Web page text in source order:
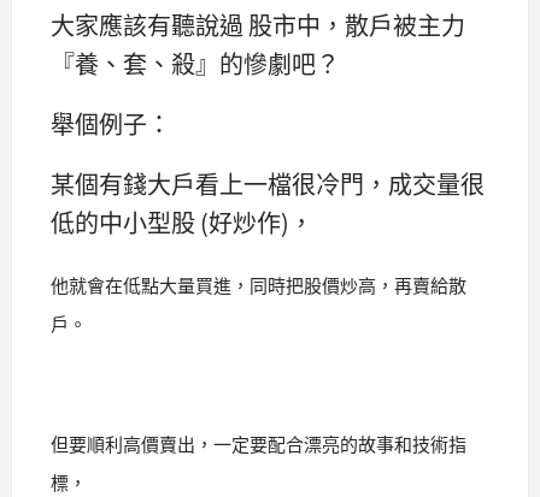
大家應該有聽說過 股市中，散戶被主力
『養、套、殺』的慘劇吧？
舉個例子：
某個有錢大戶看上一檔很冷門，成交量很
低的中小型股 (好炒作)，
他就會在低點大量買進，同時把股價炒高，再賣給散
戶。
但要順利高價賣出，一定要配合漂亮的故事和技術指
標，